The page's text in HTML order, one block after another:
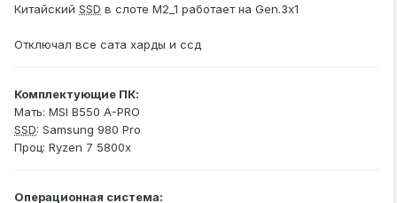
Китайский SSD в слоте M2_1 работает на Gen.3х1
Отключал все сата харды и ссд
Комплектующие ПК:
Мать: MSI B550 A-PRO
SSD: Samsung 980 Pro
Проц: Ryzen 7 5800x
Операционная система: